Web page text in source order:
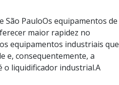
São PauloOs equipamentos de
maior rapidez no
equipamentos industriais que
e, consequentemente, a
o liquidificador industrial.A